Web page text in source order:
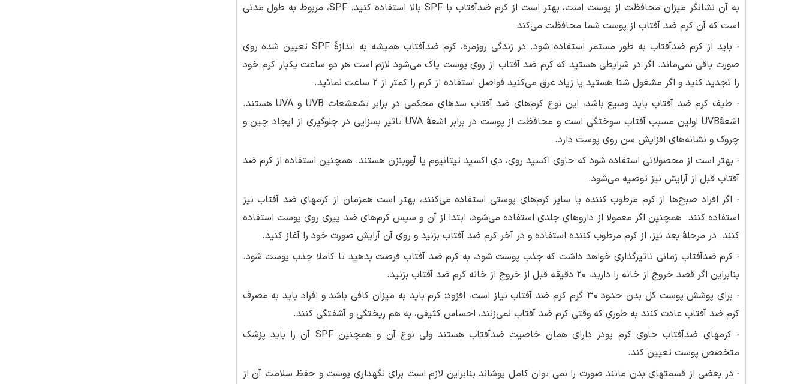
به آن نشانگر میزان محافظت از پوست است، بهتر است از کرم ضدآفتاب با SPF بالا استفاده کنید. SPF، مربوط به طول مدتی
است که آن کرم ضد آفتاب از پوست شما محافظت می‌کند
· باید از کرم ضدآفتاب به طور مستمر استفاده شود. در زندگی روزمره، کرم ضدآفتاب همیشه به اندازۀ SPF تعیین شده روی
صورت باقی نمی‌ماند. اگر در شرایطی هستید که کرم ضد آفتاب از روی پوست پاک می‌شود لازم است هر دو ساعت یکبار کرم خود
را تجدید کنید و اگر مشغول شنا هستید یا زیاد عرق می‌کنید فواصل استفاده از کرم را کمتر از 2 ساعت نمائید.
· طیف کرم ضد آفتاب باید وسیع باشد، این نوع کرم‌های ضد آفتاب سد‌های محکمی در برابر تشعشعات UVB و UVA هستند.
اشعۀUVB اولین مسبب آفتاب سوختگی است و محافظت از پوست در برابر اشعۀ UVA تاثیر بسزایی در جلوگیری از ایجاد چین و
چروک و نشانه‌های افزایش سن روی پوست دارد.
· بهتر است از محصولاتی استفاده شود که حاوی اکسید روی، دی اکسید تیتانیوم یا آووبنزن هستند. همچنین استفاده از کرم ضد
آفتاب قبل از آرایش نیز توصیه می‌شود.
· اگر افراد صبح‌ها از کرم مرطوب کننده یا سایر کرم‌های پوستی استفاده می‌کنند، بهتر است همزمان از کرم­های ضد آفتاب نیز
استفاده کنند. همچنین اگر معمولا از داروهای جلدی استفاده می‌شود، ابتدا از آن و سپس کرم‌های ضد پیری روی پوست استفاده
کنند. در مرحلۀ بعد نیز، از کرم مرطوب کننده استفاده و در آخر کرم ضد آفتاب بزنید و روی آن آرایش صورت خود را آغاز کنید.
· کرم ضدآفتاب زمانی تاثیرگذاری خواهد داشت که جذب پوست شود، به کرم ضد آفتاب فرصت بدهید تا کاملا جذب پوست شود.
بنابراین اگر قصد خروج از خانه را دارید، 20 دقیقه قبل از خروج از خانه کرم ضد آفتاب بزنید.
· برای پوشش پوست کل بدن حدود 30 گرم کرم ضد آفتاب نیاز است، افزود: کرم باید به میزان کافی باشد و افراد باید به مصرف
کرم ضد آفتاب عادت کنند به طوری که وقتی کرم ضد آفتاب نمی‌زنند، احساس کثیفی، به هم ریختگی و آشفتگی کنند.
· کرم­های ضدآفتاب حاوی کرم پودر دارای همان خاصیت ضدآفتاب هستند ولی نوع آن و همچنین SPF آن را باید پزشک
متخصص پوست تعیین کند.
· در بعضی از قسمتهای بدن مانند صورت را نمی توان کامل پوشاند بنابراین لازم است برای نگهداری پوست و حفظ سلامت آن از